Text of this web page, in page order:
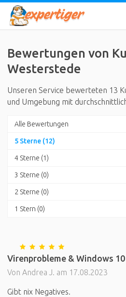
Bewertungen von
Westerstede
Unseren Service bewerteten 13
und Umgebung mit
Alle Bewertungen
5 Sterne (12)
4 Sterne (1)
3 Sterne (0)
2 Sterne (0)
1 Stern (0)
Virenprobleme & Windows
Von Andrea J. am 17.08.2023
Gibt nix Negatives.